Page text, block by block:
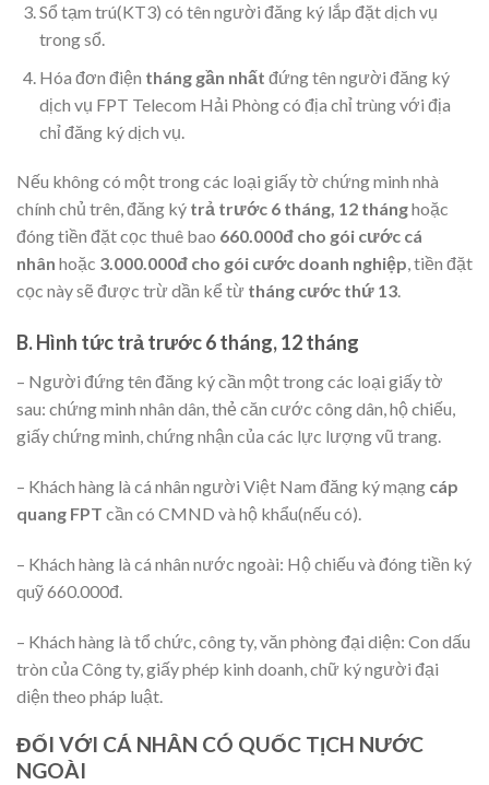
Sổ tạm trú(KT3) có tên người đăng ký lắp đặt dịch vụ
trong sổ.
Hóa đơn điện tháng gần nhất đứng tên người đăng ký
dịch vụ FPT Telecom Hải Phòng có địa chỉ trùng với địa
chỉ đăng ký dịch vụ.
Nếu không có một trong các loại giấy tờ chứng minh nhà
chính chủ trên, đăng ký trả trước 6 tháng, 12 thánghoặc
đóng tiền đặt cọc thuê bao 660.000đ cho gói cước cá
nhân hoặc 3.000.000đ cho gói cước doanh nghiệp, tiền đặt
cọc này sẽ được trừ dần kể từ tháng cước thứ 13.
B. Hình tức trả trước 6 tháng, 12 tháng
– Người đứng tên đăng ký cần một trong các loại giấy tờ
sau: chứng minh nhân dân, thẻ căn cước công dân, hộ chiếu,
giấy chứng minh, chứng nhận của các lực lượng vũ trang.
– Khách hàng là cá nhân người Việt Nam đăng ký mạng cáp
quang FPT cần có CMND và hộ khẩu(nếu có).
– Khách hàng là cá nhân nước ngoài: Hộ chiếu và đóng tiền ký
quỹ 660.000đ.
– Khách hàng là tổ chức, công ty, văn phòng đại diện: Con dấu
tròn của Công ty, giấy phép kinh doanh, chữ ký người đại
diện theo pháp luật.
ĐỐI VỚI CÁ NHÂN CÓ QUỐC TỊCH NƯỚC
NGOÀI